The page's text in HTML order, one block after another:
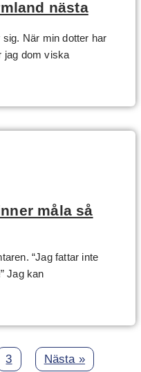
nästa
När min dotter har
jag dom viska
måla så
“Jag fattar inte
Jag kan
3 Nästa »